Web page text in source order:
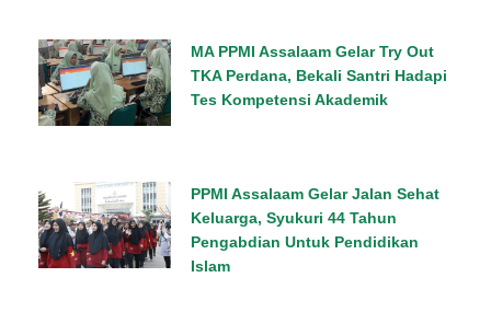
MA PPMI Assalaam Gelar Try Out
TKA Perdana, Bekali Santri Hadapi
Tes Kompetensi Akademik
PPMI Assalaam Gelar Jalan Sehat
Keluarga, Syukuri 44 Tahun
Pengabdian Untuk Pendidikan
Islam